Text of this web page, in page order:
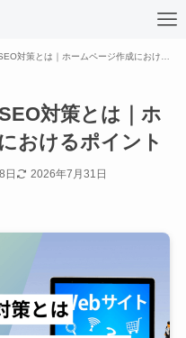
対策とは｜ホ
おけるポイント
日
2026年7月31日